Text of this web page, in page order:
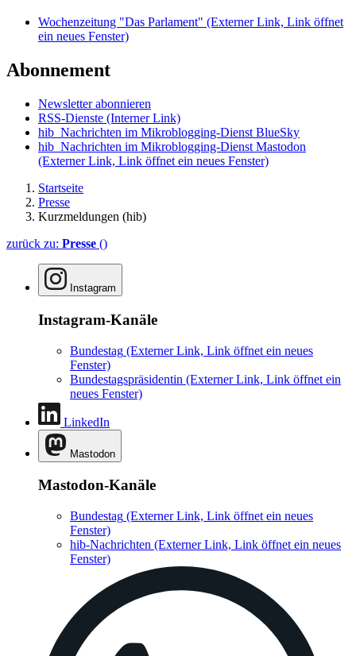
Wochenzeitung "Das Parlament" (Externer Link, Link öffnet
ein neues Fenster)
Abonnement
Newsletter abonnieren
RSS-Dienste (Interner Link)
hib_Nachrichten im Mikroblogging-Dienst BlueSky
hib_Nachrichten im Mikroblogging-Dienst Mastodon
(Externer Link, Link öffnet ein neues Fenster)
Startseite
Presse
Kurzmeldungen (hib)
zurück zu: Presse ()
Instagram
Instagram-Kanäle
Bundestag (Externer Link, Link öffnet ein neues
Fenster)
Bundestagspräsidentin (Externer Link, Link öffnet ein
neues Fenster)
LinkedIn
Mastodon
Mastodon-Kanäle
Bundestag (Externer Link, Link öffnet ein neues
Fenster)
hib-Nachrichten (Externer Link, Link öffnet ein neues
Fenster)